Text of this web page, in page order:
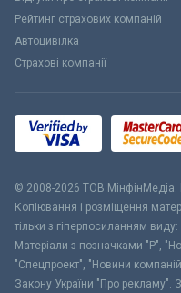
Рейтинг страхових компаній
Автоцивілка
Страхові компанії
© 2008-2026 ТОВ МiнфiнМедiа.
Копіювання і розміщення
тільки з гіперпосиланням
Матеріали з позначками "Р",
"Спецпроект", "Новини
Закону України "Про рекламу".